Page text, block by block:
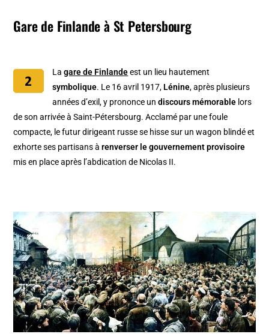
Gare de Finlande à St Petersbourg
Lagare de Finlandeest un lieu hautement
symbolique. Le 16 avril 1917, Lénine, après plusieurs
années d’exil, y prononce undiscours mémorable lors
de son arrivée à Saint-Pétersbourg. Acclamé par une foule
compacte, le futur dirigeant russe se hisse sur un wagon blindé et
exhorte ses partisans àrenverser le gouvernement provisoire
mis en place après l’abdication de Nicolas II.